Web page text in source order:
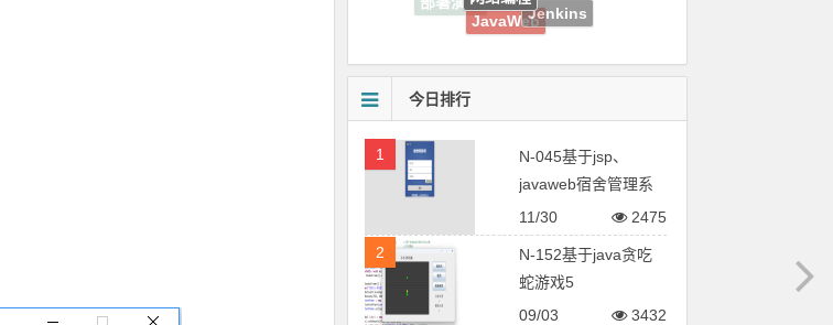
Hibernate
JVM
今日排行
1
N-045基于jsp、
javaweb宿舍管理系
统
11/30
2475
2
N-152基于java贪吃
蛇游戏5
09/03
3432